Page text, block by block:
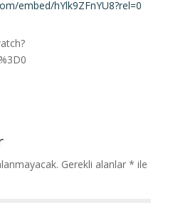
embed/hYlk9ZFnYU8?rel=0
Gerekli alanlar * ile